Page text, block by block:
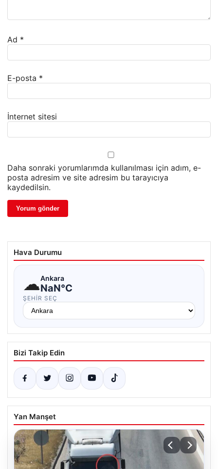
Ad *
E-posta *
İnternet sitesi
Daha sonraki yorumlarımda kullanılması için adım, e-
posta adresim ve site adresim bu tarayıcıya
kaydedilsin.
Hava Durumu
☁Ankara
NaN°C
ŞEHIR SEÇ
Bizi Takip Edin
Yan Manşet